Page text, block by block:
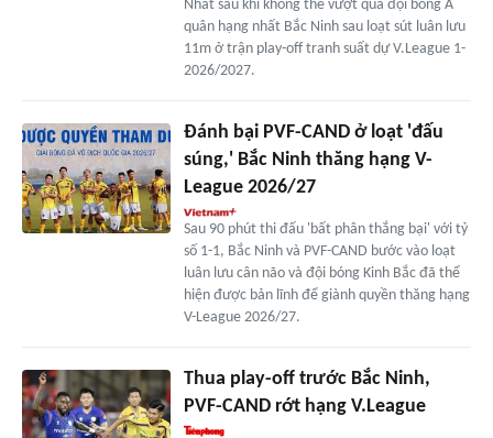
Nhất sau khi không thể vượt qua đội bóng Á
quân hạng nhất Bắc Ninh sau loạt sút luân lưu
11m ở trận play-off tranh suất dự V.League 1-
2026/2027.
Đánh bại PVF-CAND ở loạt 'đấu
súng,' Bắc Ninh thăng hạng V-
League 2026/27
Sau 90 phút thi đấu 'bất phân thắng bại' với tỷ
số 1-1, Bắc Ninh và PVF-CAND bước vào loạt
luân lưu cân não và đội bóng Kinh Bắc đã thể
hiện được bản lĩnh để giành quyền thăng hạng
V-League 2026/27.
Thua play-off trước Bắc Ninh,
PVF-CAND rớt hạng V.League